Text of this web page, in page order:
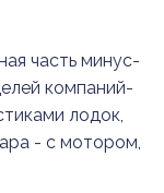
часть минус-
компаний-
лодок,
- с мотором,